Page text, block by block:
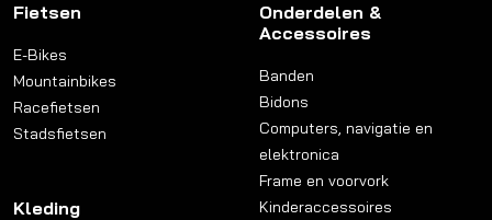
Fietsen
E-Bikes
Mountainbikes
Racefietsen
Stadsfietsen
Kleding
Onderdelen &
Accessoires
Banden
Bidons
Computers, navigatie en
elektronica
Frame en voorvork
Kinderaccessoires